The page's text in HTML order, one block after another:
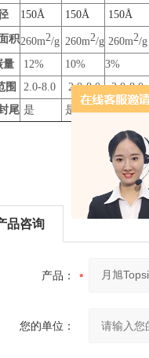
150Å 150Å 150Å
积260m2/g 260m2/g 260m2/g
量
12% 10% 3%
围
2.0-8.0 2.0-8.0 2.0-8.0
尾 是 是 否
品咨询
产品：
您的单位：